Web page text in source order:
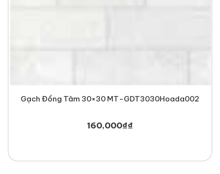
Gạch Đồng Tâm 30×30 MT-GDT3030Hoada002
160,000₫₫